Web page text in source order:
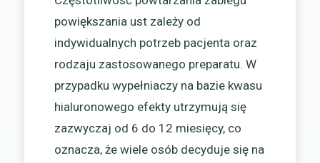
powiększania ust zależy od
indywidualnych potrzeb pacjenta oraz
rodzaju zastosowanego preparatu. W
przypadku wypełniaczy na bazie kwasu
hialuronowego efekty utrzymują się
zazwyczaj od 6 do 12 miesięcy, co
oznacza, że wiele osób decyduje się na